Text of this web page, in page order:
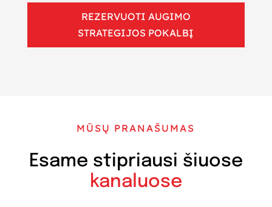
REZERVUOTI AUGIMO
STRATEGIJOS POKALBĮ
MŪSŲ PRANAŠUMAS
Esame stipriausi šiuose
kanaluose